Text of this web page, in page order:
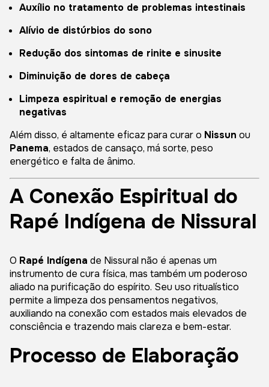
Auxílio no tratamento de problemas intestinais
Alívio de distúrbios do sono
Redução dos sintomas de rinite e sinusite
Diminuição de dores de cabeça
Limpeza espiritual e remoção de energias
negativas
Além disso, é altamente eficaz para curar o Nissun ou
Panema, estados de cansaço, má sorte, peso
energético e falta de ânimo.
A Conexão Espiritual do
Rapé Indígena de Nissural
O Rapé Indígena de Nissural não é apenas um
instrumento de cura física, mas também um poderoso
aliado na purificação do espírito. Seu uso ritualístico
permite a limpeza dos pensamentos negativos,
auxiliando na conexão com estados mais elevados de
consciência e trazendo mais clareza e bem-estar.
Processo de Elaboração